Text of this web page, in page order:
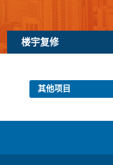
楼宇复修
其他项目